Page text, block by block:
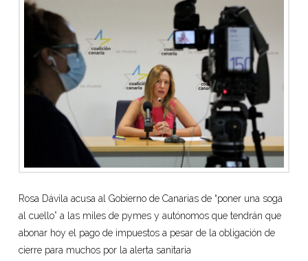
Rosa Dávila acusa al Gobierno de Canarias de “poner una soga
al cuello” a las miles de pymes y autónomos que tendrán que
abonar hoy el pago de impuestos a pesar de la obligación de
cierre para muchos por la alerta sanitaria